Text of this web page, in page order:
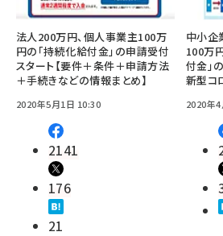
法人200万円、個人事業主100万
円の「持続化給付金」の申請受付
スタート【要件＋条件＋申請方法
＋手続きなどの情報まとめ】
2020年5月1日 10:30
2141
176
21
中小企
100万
付金」
新型コ
2020年